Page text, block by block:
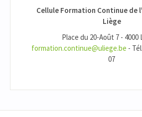
Cellule Formation Continue de
Liège
Place du 20-Août 7 - 4000
formation.continue@uliege.be -
07